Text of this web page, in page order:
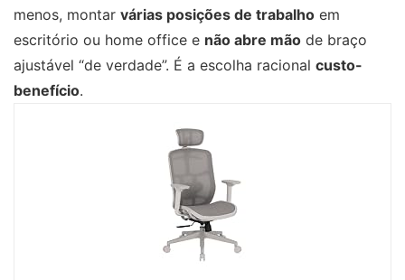
menos, montar várias posições de trabalho em
escritório ou home office e não abre mão de braço
ajustável “de verdade”. É a escolha racional custo-
benefício.